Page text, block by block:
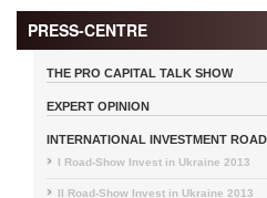
PRESS-CENTRE
THE PRO CAPITAL TALK SHOW
EXPERT OPINION
INTERNATIONAL INVESTMENT
I Road-Show Invest in Ukraine 2013
II Road-Show Invest in Ukraine 2013